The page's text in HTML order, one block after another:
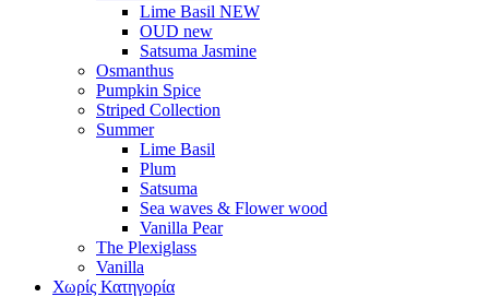
Lime Basil NEW
OUD new
Satsuma Jasmine
Osmanthus
Pumpkin Spice
Striped Collection
Summer
Lime Basil
Plum
Satsuma
Sea waves & Flower wood
Vanilla Pear
The Plexiglass
Vanilla
Χωρίς Κατηγορία